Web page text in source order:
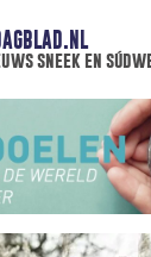
sneek en